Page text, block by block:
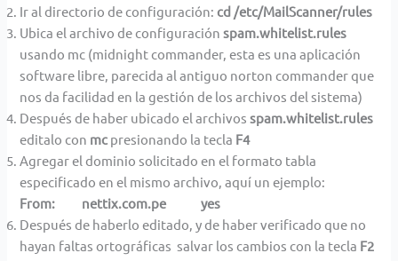
Ir al directorio de configuración:cd /etc/MailScanner/rules
Ubica el archivo de configuraciónspam.whitelist.rules
usando mc (midnight commander, esta es una aplicación
software libre, parecida al antiguo norton commander que
nos da facilidad en la gestión de los archivos del sistema)
Después de haber ubicado el archivosspam.whitelist.rules
editalo con mc presionando la tecla F4
Agregar el dominio solicitado en el formato tabla
especificado en el mismo archivo, aquí un ejemplo:
From: nettix.com.pe yes
Después de haberlo editado, y de haber verificado que no
hayan faltas ortográficas salvar los cambios con la tecla F2